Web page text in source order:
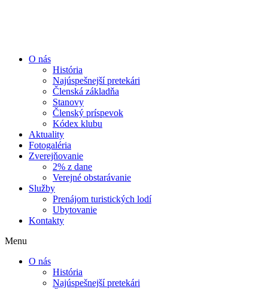
O nás
História
Najúspešnejší pretekári
Členská základňa
Stanovy
Členský príspevok
Kódex klubu
Aktuality
Fotogaléria
Zverejňovanie
2% z dane
Verejné obstarávanie
Služby
Prenájom turistických lodí
Ubytovanie
Kontakty
Menu
O nás
História
Najúspešnejší pretekári